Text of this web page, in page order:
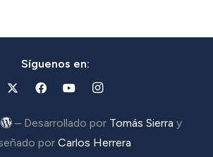
Síguenos en:
– Desarrollado por Tomás Sierra y
por Carlos Herrera